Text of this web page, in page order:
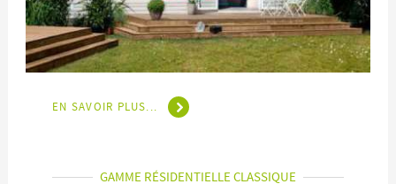
EN SAVOIR PLUS...
GAMME RÉSIDENTIELLE CLASSIQUE